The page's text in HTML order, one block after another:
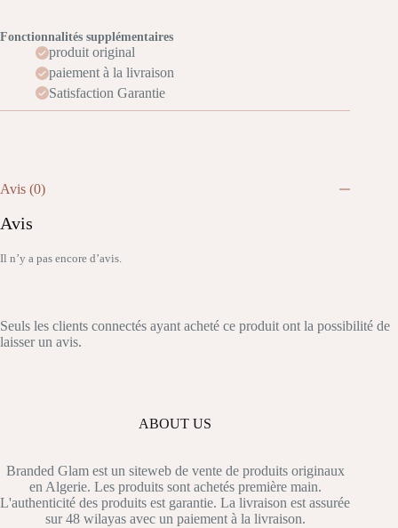
Fonctionnalités supplémentaires
produit original
paiement à la livraison
Satisfaction Garantie
Avis (0)
Avis
Il n’y a pas encore d’avis.
Seuls les clients connectés ayant acheté ce produit ont la possibilité de
laisser un avis.
ABOUT US
Branded Glam est un siteweb de vente de produits originaux
en Algerie. Les produits sont achetés première main.
L'authenticité des produits est garantie. La livraison est assurée
sur 48 wilayas avec un paiement à la livraison.